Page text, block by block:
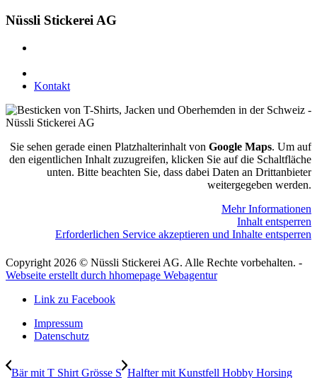
Nüssli Stickerei AG
Kontakt
Sie sehen gerade einen Platzhalterinhalt von Google Maps. Um auf
den eigentlichen Inhalt zuzugreifen, klicken Sie auf die Schaltfläche
unten. Bitte beachten Sie, dass dabei Daten an Drittanbieter
weitergegeben werden.
Mehr Informationen
Inhalt entsperren
Erforderlichen Service akzeptieren und Inhalte entsperren
Copyright 2026 © Nüssli Stickerei AG. Alle Rechte vorbehalten. -
Webseite erstellt durch hhomepage Webagentur
Link zu Facebook
Impressum
Datenschutz
Bär mit T Shirt Grösse S Halfter mit Kunstfell Hobby Horsing